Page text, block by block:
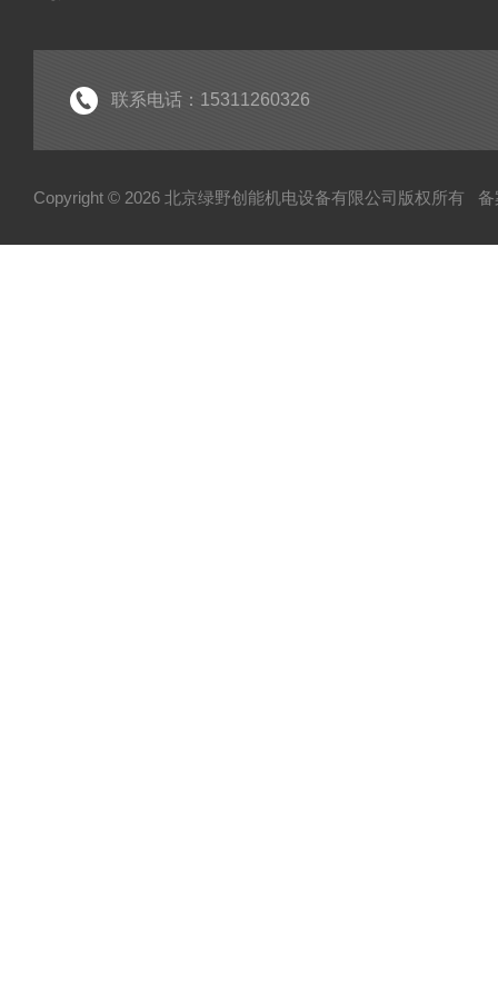
联系电话：15311260326
Copyright © 2026 北京绿野创能机电设备有限公司版权所有 备